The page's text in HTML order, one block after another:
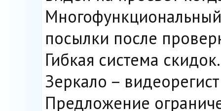
посылки после
Гибкая система
Зеркало –
Предложение